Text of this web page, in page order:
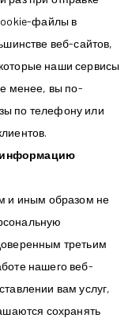
файлы в
веб-сайтов,
наши сервисы
менее, вы по-
по телефону или
и иным образом не
третьим
нашего веб-
вам услуг,
сохранять